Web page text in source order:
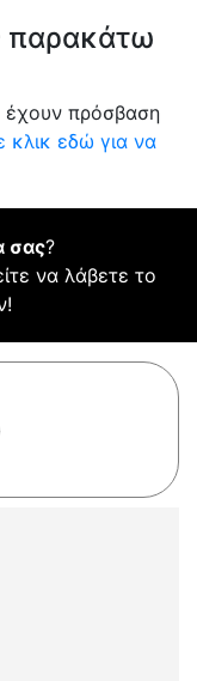
παρακάτω
έχουν πρόσβαση
κλικ εδώ για να
σας?
να λάβετε το